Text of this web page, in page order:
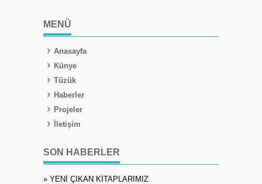
MENÜ
Anasayfa
Künye
Tüzük
Haberler
Projeler
İletişim
SON HABERLER
» YENİ ÇIKAN KİTAPLARIMIZ